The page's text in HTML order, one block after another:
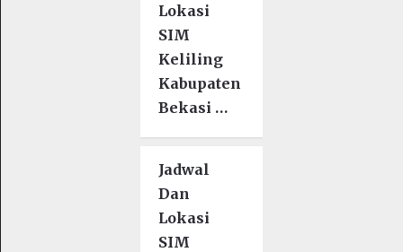
Lokasi
SIM
Keliling
Kabupaten
Bekasi …
Jadwal
Dan
Lokasi
SIM